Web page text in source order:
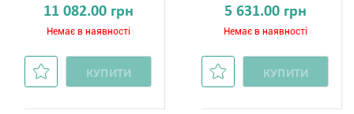
11 082.00 грн
Немає в наявності
КУПИТИ
5 631.00 грн
Немає в наявності
КУПИТИ